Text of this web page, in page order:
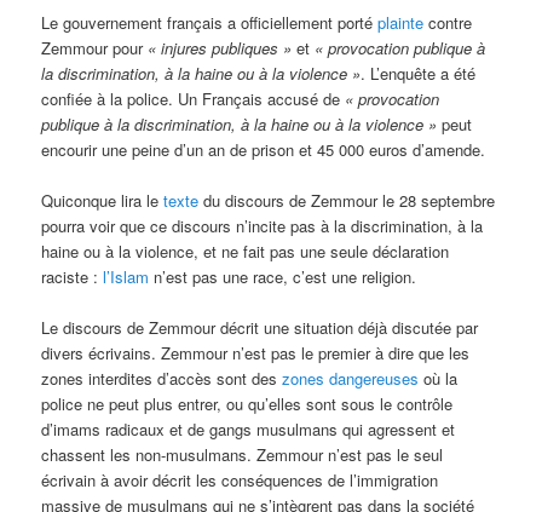
Le gouvernement français a officiellement portéplainte contre
Zemmour pour « injures publiques » et « provocation publique à
la discrimination, à la haine ou à la violence ». L’enquête a été
confiée à la police. Un Français accusé de « provocation
publique à la discrimination, à la haine ou à la violence » peut
encourir une peine d’un an de prison et 45 000 euros d’amende.
Quiconque lira letexte du discours de Zemmour le 28 septembre
pourra voir que ce discours n’incite pas à la discrimination, à la
haine ou à la violence, et ne fait pas une seule déclaration
raciste :l’Islam n’est pas une race, c’est une religion.
Le discours de Zemmour décrit une situation déjà discutée par
divers écrivains. Zemmour n’est pas le premier à dire que les
zones interdites d’accès sont deszones dangereuses où la
police ne peut plus entrer, ou qu’elles sont sous le contrôle
d’imams radicaux et de gangs musulmans qui agressent et
chassent les non-musulmans. Zemmour n’est pas le seul
écrivain à avoir décrit les conséquences de l’immigration
massive de musulmans qui ne s’intègrent pas dans la société